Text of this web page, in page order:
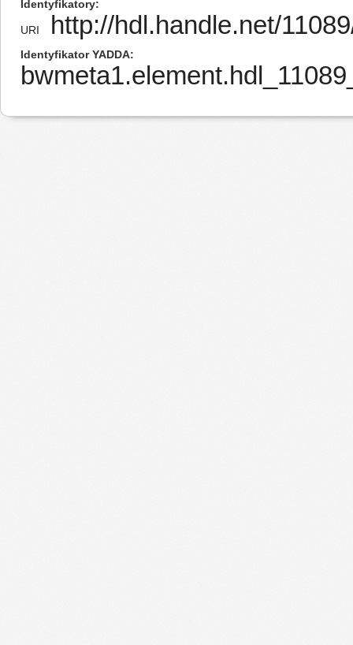
Identyfikatory
URI http://hdl.handle.net/
Identyfikator YADDA